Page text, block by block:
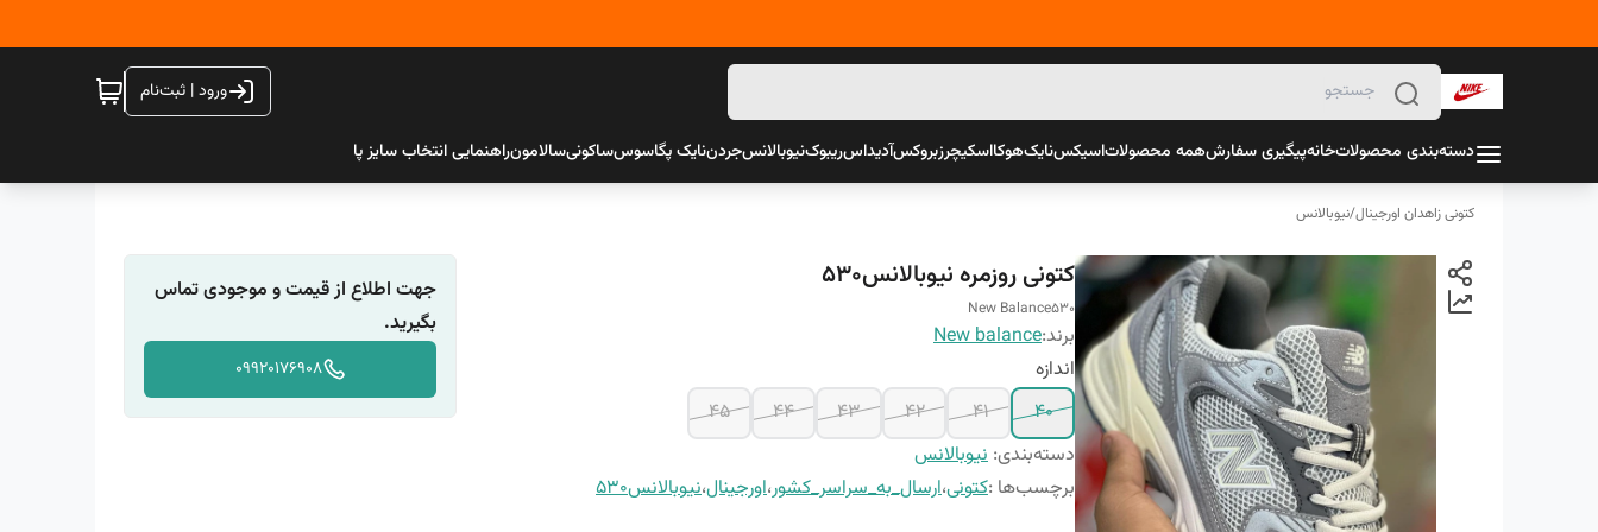
ورود | ثبت‌نام
دسته‌بندی محصولاتخانهپیگیری سفارشهمه محصولاتاسیکسنایکهوکااسکیچرزبروکسآدیداسریبوکنیوبالانسجردننایک پگاسوسساکونیسالامونراهنمایی انتخاب سایز پا
کتونی زاهدان اورجینال/نیوبالانس
کتونی روزمره نیوبالانس530
New Balance530
برند:New balance
اندازه
40
41
42
43
44
45
دسته‌بندی: نیوبالانس
برچسب‌ها :کتونی،ارسال_به_سراسر_کشور،اورجینال،نیوبالانس530
جهت اطلاع از قیمت و موجودی تماس
بگیرید.
09920176908